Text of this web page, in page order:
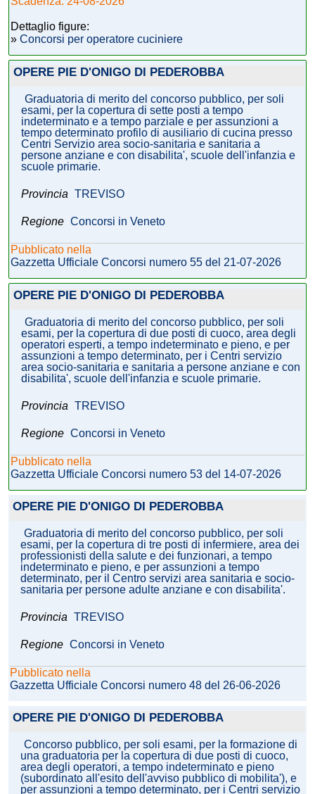
Dettaglio figure:
» Concorsi per operatore cuciniere
OPERE PIE D'ONIGO DI PEDEROBBA
Graduatoria di merito del concorso pubblico, per soli
esami, per la copertura di sette posti a tempo
indeterminato e a tempo parziale e per assunzioni a
tempo determinato profilo di ausiliario di cucina presso
Centri Servizio area socio-sanitaria e sanitaria a
persone anziane e con disabilita', scuole dell'infanzia e
scuole primarie.
Provincia TREVISO
Regione Concorsi in Veneto
Pubblicato nella
Gazzetta Ufficiale Concorsi numero 55 del 21-07-2026
OPERE PIE D'ONIGO DI PEDEROBBA
Graduatoria di merito del concorso pubblico, per soli
esami, per la copertura di due posti di cuoco, area degli
operatori esperti, a tempo indeterminato e pieno, e per
assunzioni a tempo determinato, per i Centri servizio
area socio-sanitaria e sanitaria a persone anziane e con
disabilita', scuole dell'infanzia e scuole primarie.
Provincia TREVISO
Regione Concorsi in Veneto
Pubblicato nella
Gazzetta Ufficiale Concorsi numero 53 del 14-07-2026
OPERE PIE D'ONIGO DI PEDEROBBA
Graduatoria di merito del concorso pubblico, per soli
esami, per la copertura di tre posti di infermiere, area dei
professionisti della salute e dei funzionari, a tempo
indeterminato e pieno, e per assunzioni a tempo
determinato, per il Centro servizi area sanitaria e socio-
sanitaria per persone adulte anziane e con disabilita'.
Provincia TREVISO
Regione Concorsi in Veneto
Pubblicato nella
Gazzetta Ufficiale Concorsi numero 48 del 26-06-2026
OPERE PIE D'ONIGO DI PEDEROBBA
Concorso pubblico, per soli esami, per la formazione di
una graduatoria per la copertura di due posti di cuoco,
area degli operatori, a tempo indeterminato e pieno
(subordinato all'esito dell'avviso pubblico di mobilita'), e
per assunzioni a tempo determinato, per i Centri servizio